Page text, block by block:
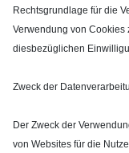
Rechtsgrundlage für die
Verwendung von Cookies
diesbezüglichen
Zweck der
Der Zweck der
von Websites für die